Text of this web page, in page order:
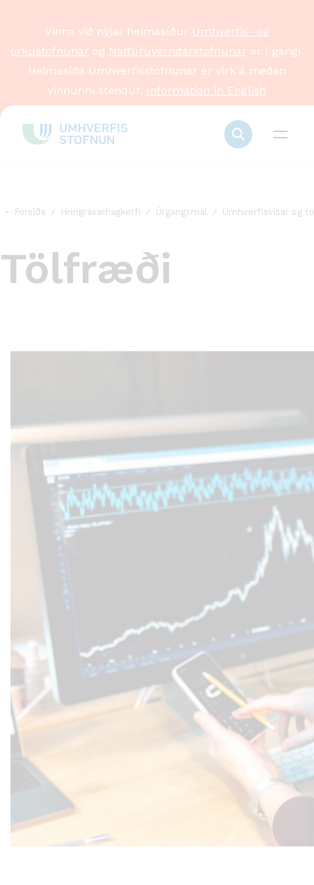
Vinna við nýjar heimasíður Umhverfis- og
orkustofnunar og Náttúruverndarstofnunar er í gangi.
Heimasíða Umhverfisstofnunar er virk á meðan
vinnunni stendur. Information in English
Forsíða Hringrásarhagkerfi Úrgangsmál Umhverfisvísar og
Tölfræði